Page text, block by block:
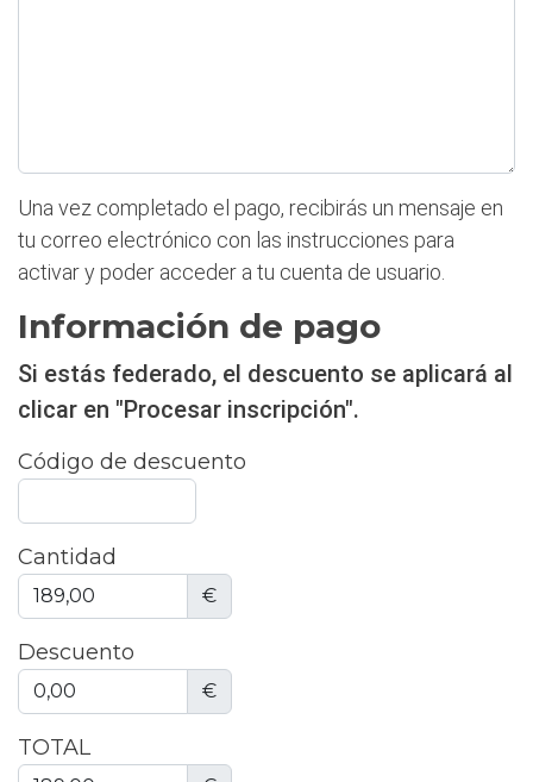
Una vez completado el pago, recibirás un mensaje en
tu correo electrónico con las instrucciones para
activar y poder acceder a tu cuenta de usuario.
Información de pago
Si estás federado, el descuento se aplicará al
clicar en "Procesar inscripción".
Código de descuento
Cantidad
€
Descuento
€
TOTAL